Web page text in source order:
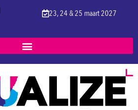
23, 24 & 25 maart 2027